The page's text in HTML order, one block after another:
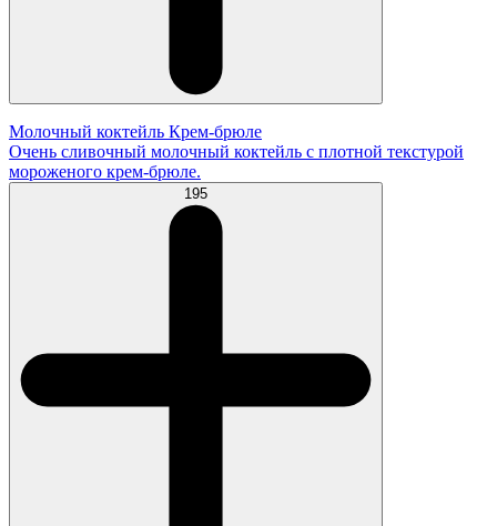
Молочный коктейль Крем-брюле
Очень сливочный молочный коктейль с плотной текстурой
мороженого крем-брюле.
195